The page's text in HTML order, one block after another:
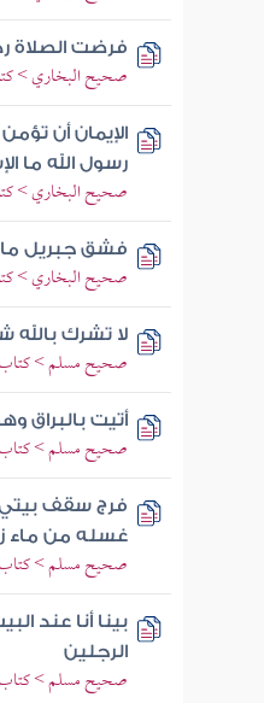
فرضت الصلاة
صحيح البخاري >
الإيمان أن
رسول الله ما
صحيح البخاري >
فشق جبريل ما
صحيح البخاري >
لا تشرك بالله
صحيح مسلم > كتاب
أتيت بالبراق
صحيح مسلم > كتاب
فرج سقف بيتي
غسله من ماء
صحيح مسلم > كتاب
بينا أنا عند
الرجلين
صحيح مسلم > كتاب